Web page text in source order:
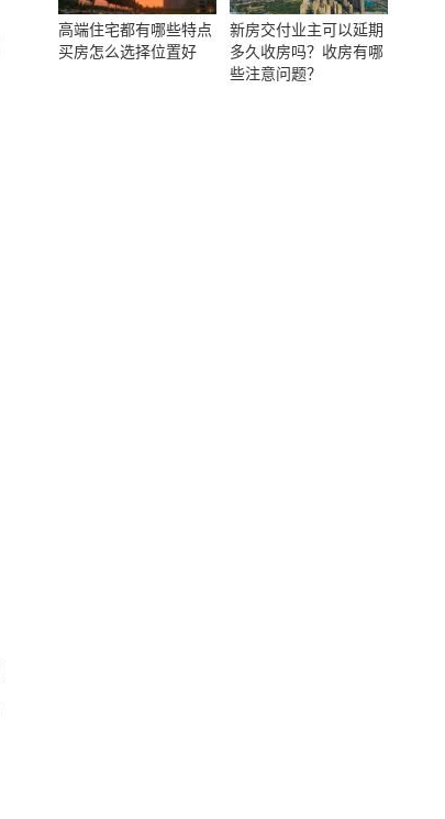
高端住宅都有哪些特点
买房怎么选择位置好
新房交付业主可以延期
多久收房吗？收房有哪
些注意问题？